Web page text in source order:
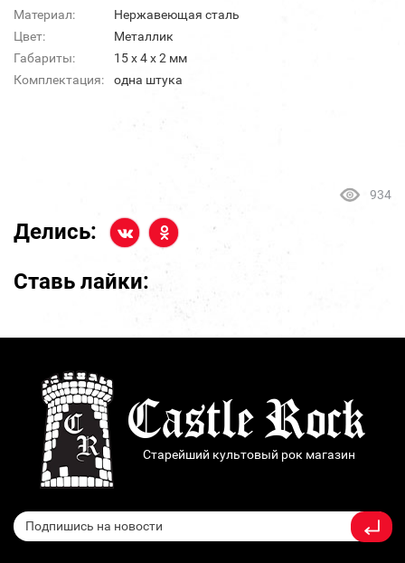
Материал:
Нержавеющая сталь
Цвет:
Металлик
Габариты:
15 х 4 х 2 мм
Комплектация:
одна штука
934
Делись:
Ставь лайки:
Старейший культовый рок магазин